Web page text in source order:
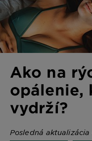
Ako na
opálenie,
vydrží?
Posledná